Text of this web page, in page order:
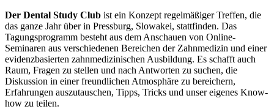
Der Dental Study Club ist ein Konzept regelmäßiger Treffen, die
das ganze Jahr über in Pressburg, Slowakei, stattfinden. Das
Tagungsprogramm besteht aus dem Anschauen von Online-
Seminaren aus verschiedenen Bereichen der Zahnmedizin und einer
evidenzbasierten zahnmedizinischen Ausbildung. Es schafft auch
Raum, Fragen zu stellen und nach Antworten zu suchen, die
Diskussion in einer freundlichen Atmosphäre zu bereichern,
Erfahrungen auszutauschen, Tipps, Tricks und unser eigenes Know-
how zu teilen.